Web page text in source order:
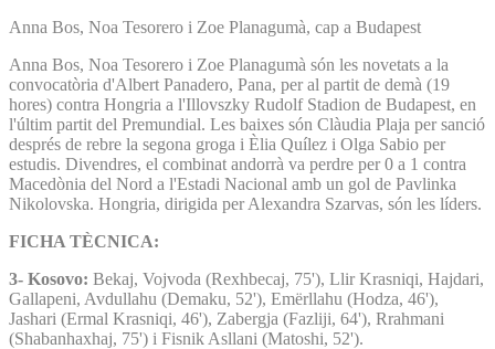
Anna Bos, Noa Tesorero i Zoe Planagumà, cap a Budapest
Anna Bos, Noa Tesorero i Zoe Planagumà són les novetats a la
convocatòria d'Albert Panadero, Pana, per al partit de demà (19
hores) contra Hongria a l'Illovszky Rudolf Stadion de Budapest, en
l'últim partit del Premundial. Les baixes són Clàudia Plaja per sanció
després de rebre la segona groga i Èlia Quílez i Olga Sabio per
estudis. Divendres, el combinat andorrà va perdre per 0 a 1 contra
Macedònia del Nord a l'Estadi Nacional amb un gol de Pavlinka
Nikolovska. Hongria, dirigida per Alexandra Szarvas, són les líders.
FICHA TÈCNICA:
3- Kosovo: Bekaj, Vojvoda (Rexhbecaj, 75'), Llir Krasniqi, Hajdari,
Gallapeni, Avdullahu (Demaku, 52'), Emërllahu (Hodza, 46'),
Jashari (Ermal Krasniqi, 46'), Zabergja (Fazliji, 64'), Rrahmani
(Shabanhaxhaj, 75') i Fisnik Asllani (Matoshi, 52').